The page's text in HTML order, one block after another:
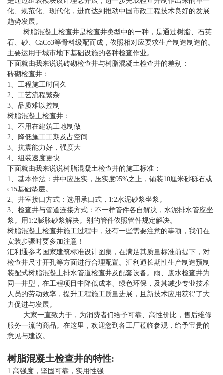
化、规范化、现代化，进而达到推动中国市政工程技术良好的发展
趋势发展。
树脂混凝土检查井是检查井类型中的一种，是通过树脂、石英
石、砂、CaCo3等骨料级配而成，依照相对应要求生产制造制造的。
主要运用于城市地下基础设施的各种检查作业。
下面就由我来说说砖砌检查井与树脂混凝土检查井的差别：
砖砌检查井：
1、工程施工时间久
2、工艺流程繁杂
3、品质难以控制
树脂混凝土检查井：
1、不用在建筑工地制做
2、降低施工工期及占空间
3、抗震能力好，强度大
4、组装速度更快
下面就由我来说说树脂混凝土检查井的施工标准：
1、基本作法：井中应压实，压实度95%之上，铺装10厘米砂砾石或
c15基础垫层。
2、井室接口方式：选用承口式，1:2水泥砂浆坐浆。
3、检查井与管道连接方式：不一样管件各自解决，水泥排水管应坐
浆。用1:2膨胀砂浆解决。别的管件依照管件规定解决。
树脂混凝土检查井施工过程中，还有一些需要注意的事项，我们在
安装步骤时要多加注意！
汇利通参考国家建筑标准设计图集，在满足其质量标准前提下，对
检查井尺寸开孔等方面进行合理配置。汇利通长期性生产制造预制
装配式树脂混凝土排水管道检查井及配套设备。 雨、废水检查井为
同一井型，在工程项目中降低成本、绿色环保，及其减少专业技术
人员的劳动效率，提升工程施工质量进展，且新技术应用获得了大
力促进与发展。
大家一直致力于，为消费者们给予可靠、高性价比，售后维修
服务一流的商品。在这里，欢迎您到各工厂莅临参观，给予宝贵的
意见与建议。
树脂混凝土检查井的特性:
1.高强度，坚固可靠，实用性强